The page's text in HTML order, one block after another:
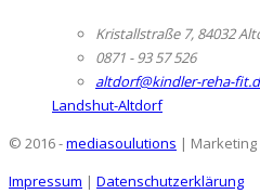
Kristallstraße 7, 84032
0871 - 93 57 526
altdorf@kindler-reha-
Landshut-Altdorf
© 2016 -mediasoulutions | Marketing
Impressum | Datenschutzerklärung